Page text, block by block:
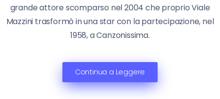
grande attore scomparso nel 2004 che proprio Viale
Mazzini trasformò in una star con la partecipazione, nel
1958, a Canzonissima.
Continua a Leggere